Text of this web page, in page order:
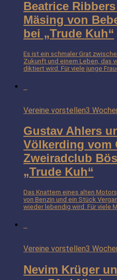
Beatrice
Mäsing von
bei „Trude Kuh“
Es ist ein schmaler Grat
Zukunft und einem Leben, das
diktiert wird. Für viele junge
Vereine vorstellen3
Gustav Ahlers
Völkerding vom
Zweiradclub
„Trude Kuh“
Das Knattern eines alten
von Benzin und ein Stück
wieder lebendig wird. Für viele
Vereine vorstellen3
Nevim Krüger